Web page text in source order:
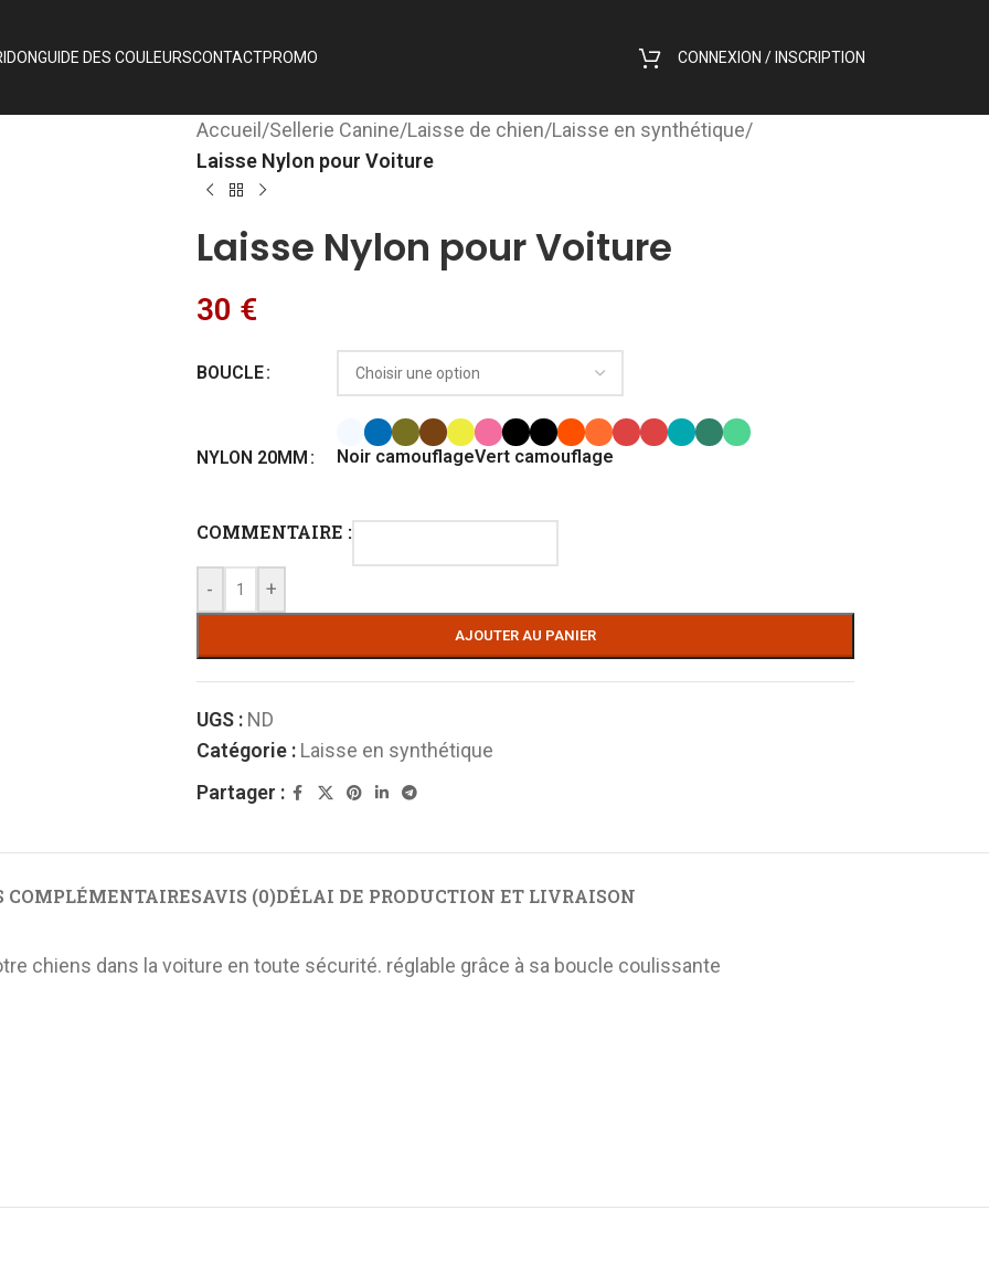
Mors
Muserolle
Têtière
GUIDE DES COULEURSCONTACTPROMO CONNEXION / INSCRIPTION
Accueil /Sellerie Canine/Laisse de chien/Laisse en synthétique/
Laisse Nylon pour Voiture
Laisse Nylon pour Voiture
30 €
BOUCLE
NYLON 20MM Noir camouflageVert camouflage
COMMENTAIRE :
- +
AJOUTER AU PANIER
UGS : ND
Catégorie : Laisse en synthétique
Partager :
AVIS (0)DÉLAI DE PRODUCTION ET LIVRAISON
chiens dans la voiture en toute sécurité. réglable grâce à sa boucle coulissante